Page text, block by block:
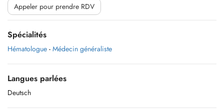
Appeler pour prendre RDV
Spécialités
Hématologue - Médecin généraliste
Langues parlées
Deutsch